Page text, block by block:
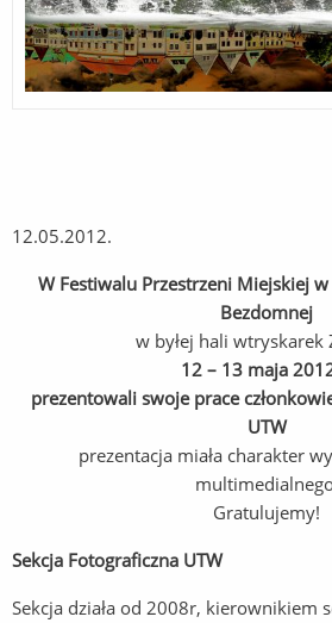
12.05.2012.
W Festiwalu Przestrzeni Miejskiej
Bezdomnej
w byłej hali wtryskarek
12 – 13 maja
prezentowali swoje prace
UTW
prezentacja miała charakter
Gratulujemy!
Sekcja Fotograficzna UTW
Sekcja działa od 2008r, kierownikiem